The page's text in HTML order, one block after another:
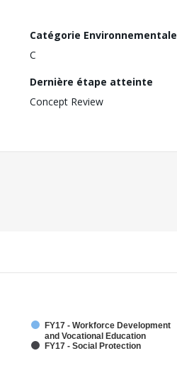
Catégorie Environnementale
C
Dernière étape atteinte
Concept Review
FY17 - Workforce Development
and Vocational Education
FY17 - Social Protection